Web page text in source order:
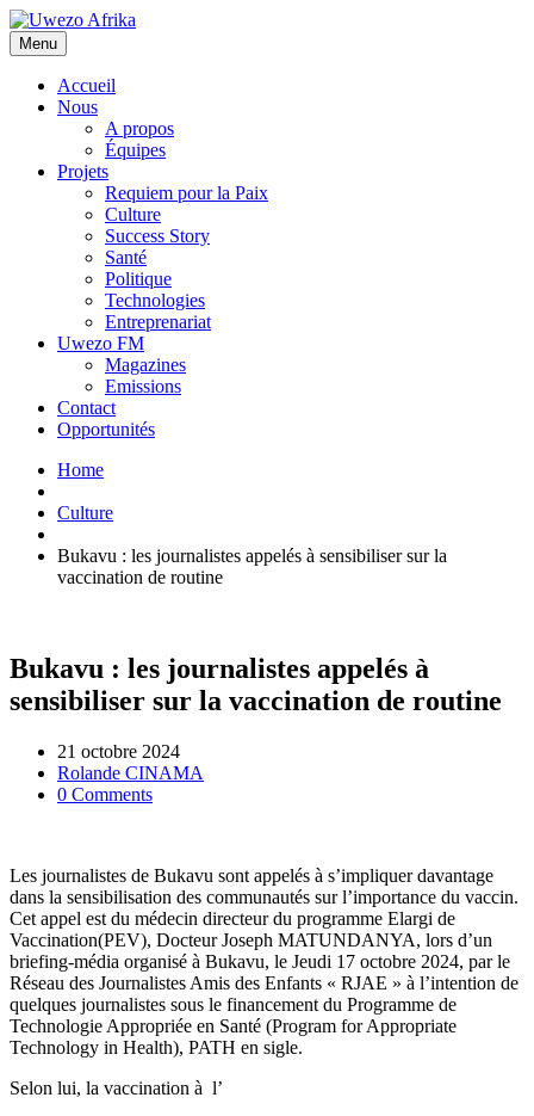
Menu
Accueil
Nous
A propos
Équipes
Projets
Requiem pour la Paix
Culture
Success Story
Santé
Politique
Technologies
Entreprenariat
Uwezo FM
Magazines
Emissions
Contact
Opportunités
Home
Culture
Bukavu : les journalistes appelés à sensibiliser sur la
vaccination de routine
Bukavu : les journalistes appelés à
sensibiliser sur la vaccination de routine
21 octobre 2024
Rolande CINAMA
0 Comments
Les journalistes de Bukavu sont appelés à s’impliquer davantage
dans la sensibilisation des communautés sur l’importance du vaccin.
Cet appel est du médecin directeur du programme Elargi de
Vaccination(PEV), Docteur Joseph MATUNDANYA, lors d’un
briefing-média organisé à Bukavu, le Jeudi 17 octobre 2024, par le
Réseau des Journalistes Amis des Enfants « RJAE » à l’intention de
quelques journalistes sous le financement du Programme de
Technologie Appropriée en Santé (Program for Appropriate
Technology in Health), PATH en sigle.
Selon lui, la vaccination à l’